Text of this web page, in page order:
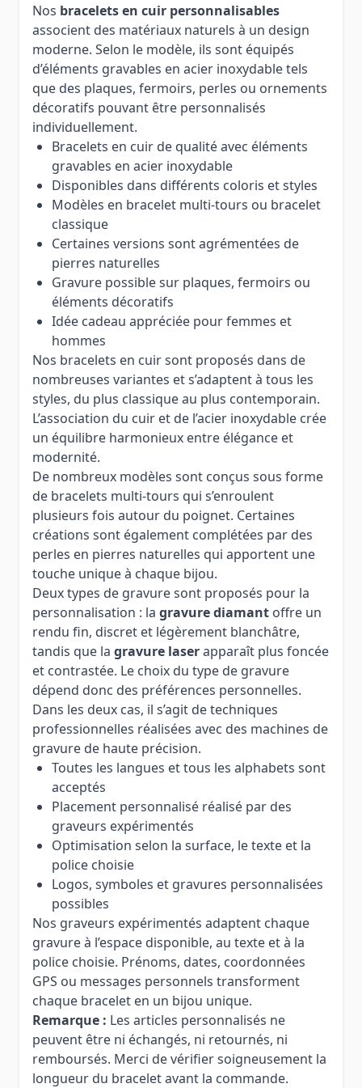
Nos bracelets en cuir personnalisables
associent des matériaux naturels à un design
moderne. Selon le modèle, ils sont équipés
d’éléments gravables en acier inoxydable tels
que des plaques, fermoirs, perles ou ornements
décoratifs pouvant être personnalisés
individuellement.
Bracelets en cuir de qualité avec éléments
gravables en acier inoxydable
Disponibles dans différents coloris et styles
Modèles en bracelet multi-tours ou bracelet
classique
Certaines versions sont agrémentées de
pierres naturelles
Gravure possible sur plaques, fermoirs ou
éléments décoratifs
Idée cadeau appréciée pour femmes et
hommes
Nos bracelets en cuir sont proposés dans de
nombreuses variantes et s’adaptent à tous les
styles, du plus classique au plus contemporain.
L’association du cuir et de l’acier inoxydable crée
un équilibre harmonieux entre élégance et
modernité.
De nombreux modèles sont conçus sous forme
de bracelets multi-tours qui s’enroulent
plusieurs fois autour du poignet. Certaines
créations sont également complétées par des
perles en pierres naturelles qui apportent une
touche unique à chaque bijou.
Deux types de gravure sont proposés pour la
personnalisation : la gravure diamant offre un
rendu fin, discret et légèrement blanchâtre,
tandis que la gravure laserapparaît plus foncée
et contrastée. Le choix du type de gravure
dépend donc des préférences personnelles.
Dans les deux cas, il s’agit de techniques
professionnelles réalisées avec des machines de
gravure de haute précision.
Toutes les langues et tous les alphabets sont
acceptés
Placement personnalisé réalisé par des
graveurs expérimentés
Optimisation selon la surface, le texte et la
police choisie
Logos, symboles et gravures personnalisées
possibles
Nos graveurs expérimentés adaptent chaque
gravure à l’espace disponible, au texte et à la
police choisie. Prénoms, dates, coordonnées
GPS ou messages personnels transforment
chaque bracelet en un bijou unique.
Remarque : Les articles personnalisés ne
peuvent être ni échangés, ni retournés, ni
remboursés. Merci de vérifier soigneusement la
longueur du bracelet avant la commande.